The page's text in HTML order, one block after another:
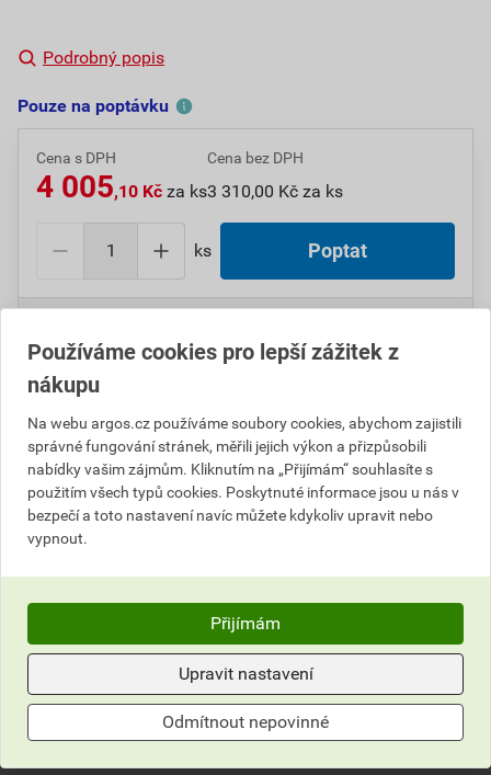
Podrobný popis
Pouze na poptávku
Cena s DPH
4 005,10 Kč za ks
Cena bez DPH
3 310,00 Kč za ks
ks Poptat
(3 310,00Kčbez DPH).
Číslo položky:
Výrobky značky:
Popis
Hodnocení
Používáme cookies pro lepší zážitek z
nákupu
Na webu argos.cz používáme soubory cookies, abychom zajistili
správné fungování stránek, měřili jejich výkon a přizpůsobili
nabídky vašim zájmům. Kliknutím na „Přijímám“ souhlasíte s
použitím všech typů cookies. Poskytnuté informace jsou u nás v
bezpečí a toto nastavení navíc můžete kdykoliv upravit nebo
vypnout.
Přijímám
Upravit nastavení
Odmítnout nepovinné